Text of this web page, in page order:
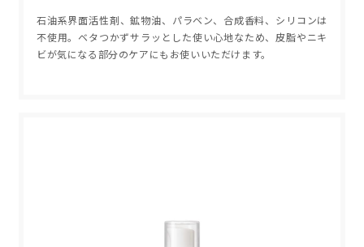
石油系界面活性剤、鉱物油、パラベン、合成香料、シリコンは
不使用。ベタつかずサラッとした使い心地なため、皮脂やニキ
ビが気になる部分のケアにもお使いいただけます。